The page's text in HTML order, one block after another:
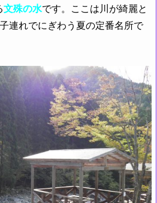
文殊の水です。ここは川が綺麗と
連れでにぎわう夏の定番名所で